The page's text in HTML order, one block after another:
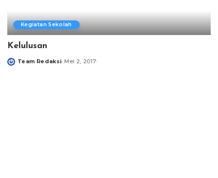
Kegiatan Sekolah
Kelulusan
Posted
Team Redaksi Mei 2, 2017